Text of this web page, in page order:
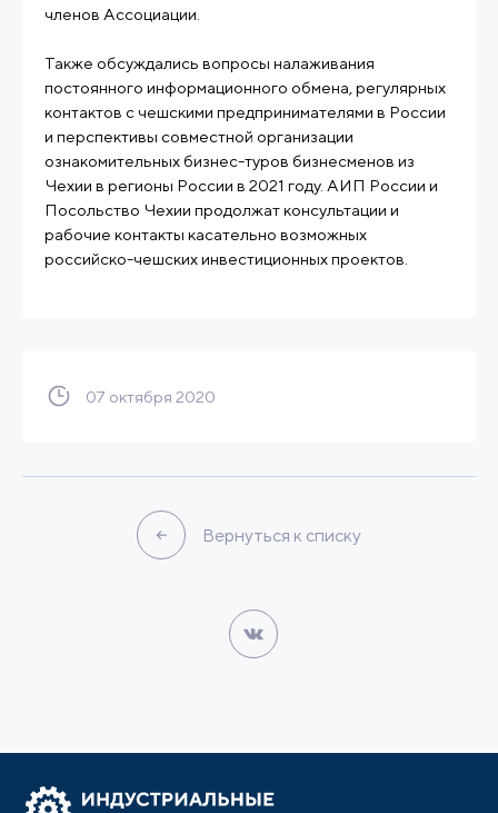
членов Ассоциации.
Также обсуждались вопросы налаживания
постоянного информационного обмена, регулярных
контактов с чешскими предпринимателями в России
и перспективы совместной организации
ознакомительных бизнес-туров бизнесменов из
Чехии в регионы России в 2021 году. АИП России и
Посольство Чехии продолжат консультации и
рабочие контакты касательно возможных
российско-чешских инвестиционных проектов.
07 октября 2020
Вернуться к списку